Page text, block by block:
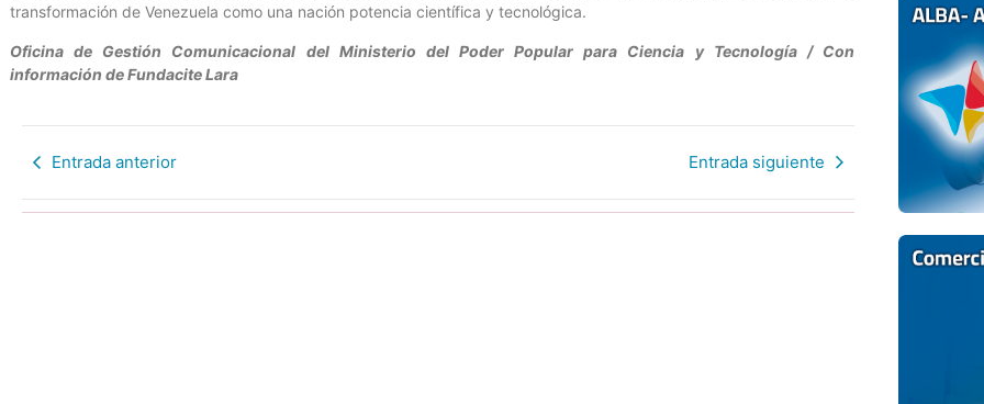
transformación de Venezuela como una nación potencia científica y tecnológica.
Oficina de Gestión Comunicacional del Ministerio del Poder Popular para Ciencia y Tecnología / Con
información de Fundacite Lara
Entrada anterior Entrada siguiente